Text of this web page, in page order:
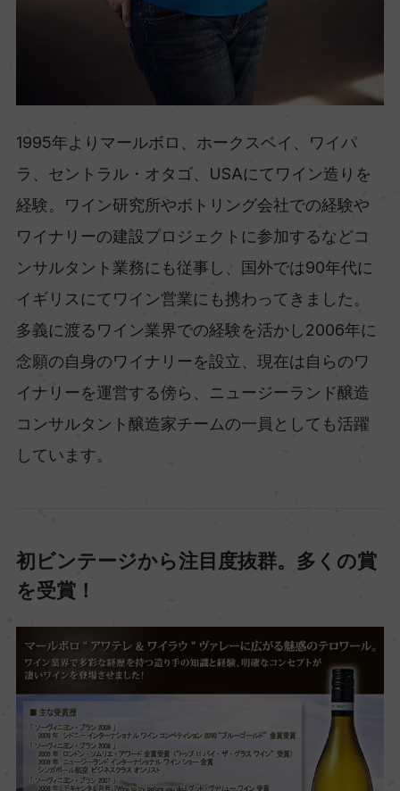
1995年よりマールボロ、ホークスベイ、ワイパ
ラ、セントラル・オタゴ、USAにてワイン造りを
経験。ワイン研究所やボトリング会社での経験や
ワイナリーの建設プロジェクトに参加するなどコ
ンサルタント業務にも従事し、国外では90年代に
イギリスにてワイン営業にも携わってきました。
多義に渡るワイン業界での経験を活かし2006年に
念願の自身のワイナリーを設立、現在は自らのワ
イナリーを運営する傍ら、ニュージーランド醸造
コンサルタント醸造家チームの一員としても活躍
しています。
初ビンテージから注目度抜群。多くの賞
を受賞！